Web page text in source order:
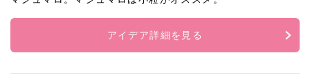
アイデア詳細を見る